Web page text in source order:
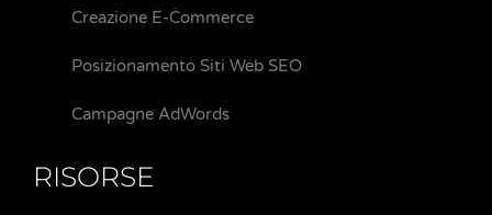
Creazione E-Commerce
Posizionamento Siti Web SEO
Campagne AdWords
RISORSE